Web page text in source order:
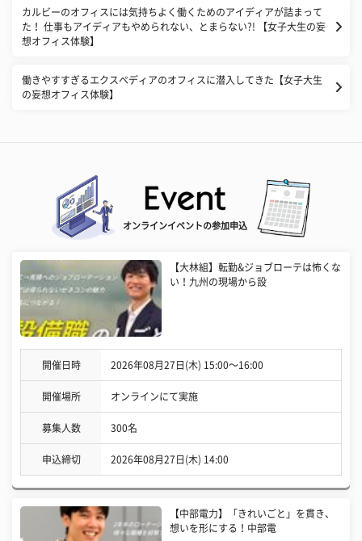
カルビーのオフィスには気持ちよく働くためのアイディアが詰まって
た！ 仕事もアイディアもやめられない、とまらない?! 【女子大生の妄
想オフィス体験】
働きやすすぎるエクスペディアのオフィスに潜入してきた【女子大生
の妄想オフィス体験】
オンラインイベントの参加申込
【大林組】転勤&ジョブローテは怖くな
い！九州の現場から設
開催日時 2026年08月27日(木) 15:00〜16:00
開催場所 オンラインにて実施
募集人数 300名
申込締切 2026年08月27日(木) 14:00
【中部電力】「きれいごと」を貫き、
想いを形にする！中部電